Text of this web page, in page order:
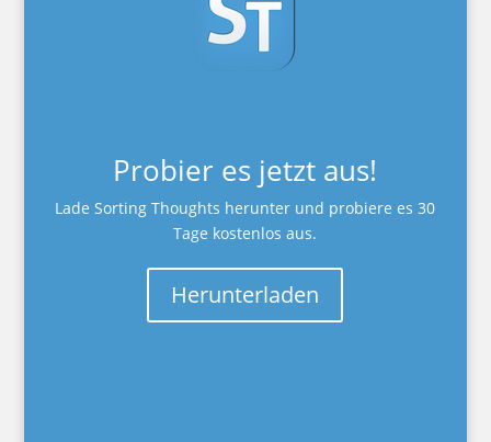
Probier es jetzt aus!
Lade Sorting Thoughts herunter und probiere es 30
Tage kostenlos aus.
Herunterladen